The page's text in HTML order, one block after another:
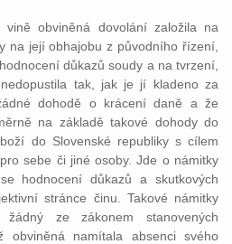
obviněná dovolání založila na
na její obhajobu z původního řízení,
důkazů soudy a na tvrzení,
tak, jak je jí kladeno za
dohodě o krácení daně a že
na základě takové dohody do
do Slovenské republiky s cílem
sebe či jiné osoby. Jde o námitky
hodnocení důkazů a skutkových
stránce činu. Takové námitky
ze zákonem stanovených
obviněná namítala absenci svého